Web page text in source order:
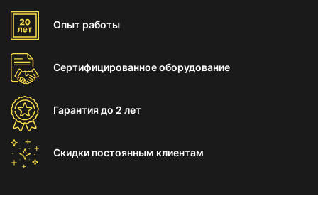
Опыт работы
Сертифицированноеоборудование
Гарантиядо 2 лет
Скидки постоянным клиентам